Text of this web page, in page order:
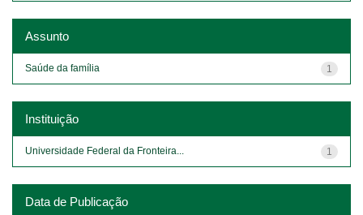
Assunto
1
Saúde da família
Instituição
1
Universidade Federal da Fronteira...
Data de Publicação